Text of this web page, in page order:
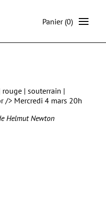
Panier (0)
Helmut Newton